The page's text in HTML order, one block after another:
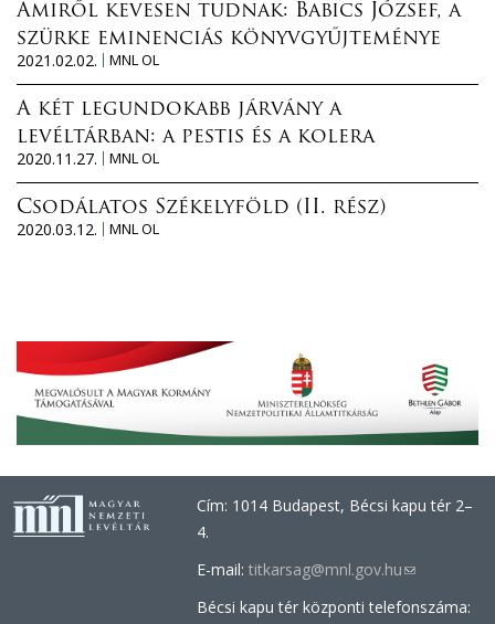
Amiről kevesen tudnak: Babics József, a
szürke eminenciás könyvgyűjteménye
2021.02.02.
MNL OL
A két legundokabb járvány a
levéltárban: a pestis és a kolera
2020.11.27.
MNL OL
Csodálatos Székelyföld (II. rész)
2020.03.12.
MNL OL
Cím: 1014 Budapest, Bécsi kapu tér 2–
4.
E-mail:titkarsag@mnl.gov.hu(link
Bécsi kapu tér központi telefonszáma: